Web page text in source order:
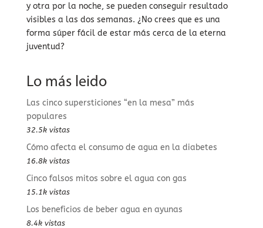
y otra por la noche, se pueden conseguir resultado
visibles a las dos semanas. ¿No crees que es una
forma súper fácil de estar más cerca de la eterna
juventud?
Lo más leido
Las cinco supersticiones “en la mesa” más
populares
32.5k vistas
Cómo afecta el consumo de agua en la diabetes
16.8k vistas
Cinco falsos mitos sobre el agua con gas
15.1k vistas
Los beneficios de beber agua en ayunas
8.4k vistas